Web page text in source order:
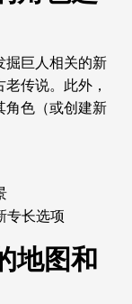
掘巨人相关的新
传说。此外，
角色（或创建新
专长选项
地图和